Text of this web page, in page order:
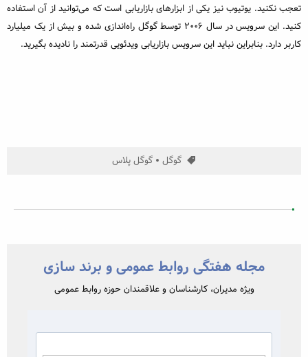
تعجب نکنید. یوتیوب نیز یکی از ابزارهای بازاریابی است که می‌توانید از آن استفاده
کنید. این سرویس در سال 2006 توسط گوگل راه‌اندازی شده و بیش از یک میلیارد
کاربر دارد. بنابراین نباید این سرویس بازاریابی ویدئویی قدرتمند را نادیده بگیرید.
گوگل گوگل پلاس
مجله هفتگی روابط عمومی و برند سازی
ویژه مدیران، کارشناسان و علاقمندان حوزه روابط عمومی